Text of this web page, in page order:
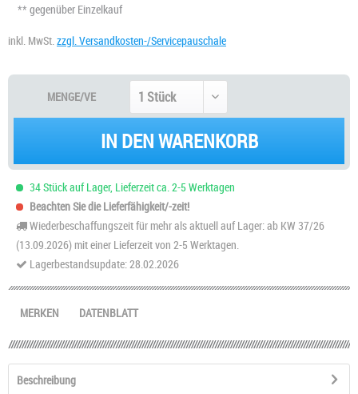
** gegenüber Einzelkauf
inkl. MwSt. zzgl. Versandkosten-/Servicepauschale
MENGE/VE
IN DEN WARENKORB
34 Stück auf Lager, Lieferzeit ca. 2-5 Werktagen
Beachten Sie die Lieferfähigkeit/-zeit!
Wiederbeschaffungszeit für mehr als aktuell auf Lager: ab KW 37/26
(13.09.2026) mit einer Lieferzeit von 2-5 Werktagen.
Lagerbestandsupdate: 28.02.2026
DATENBLATT
MERKEN
Beschreibung